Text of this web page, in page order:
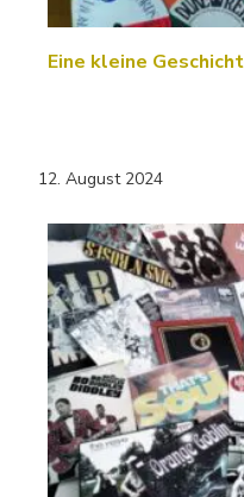
Eine kleine
12. August 2024